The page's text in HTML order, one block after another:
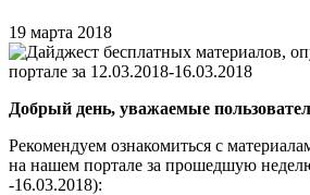
19 марта 2018
Добрый день, уважаемые
Рекомендуем ознакомиться с
на нашем портале за прошедшую
-16.03.2018):